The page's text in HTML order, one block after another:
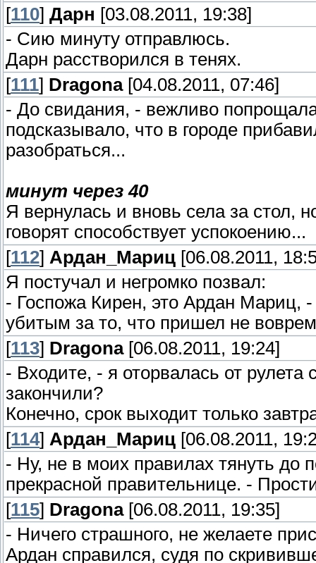
[110] Дарн [03.08.2011, 19:38]
- Сию минуту отправлюсь.
Дарн расстворился в тенях.
[111] Dragona[04.08.2011, 07:46]
- До свидания, - вежливо
подсказывало, что в городе
разобраться...
минут через 40
Я вернулась и вновь села за стол,
говорят способствует успокоению...
[112] Ардан_Мариц [06.08.2011,
Я постучал и негромко позвал:
- Госпожа Кирен, это Ардан Мариц,
убитым за то, что пришел не
[113] Dragona[06.08.2011, 19:24]
- Входите, - я оторвалась от
закончили?
Конечно, срок выходит только
[114] Ардан_Мариц [06.08.2011,
- Ну, не в моих правилах тянуть до
прекрасной правительнице. -
[115] Dragona[06.08.2011, 19:35]
- Ничего страшного, не желаете
Ардан справился, судя по